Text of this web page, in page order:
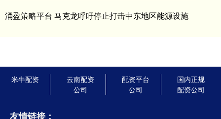
涌盈策略平台 马克龙呼吁停止打击中东地区能源设施
米牛配资
云南配资
公司
配资平台
公司
国内正规
配资公司
友情链接：